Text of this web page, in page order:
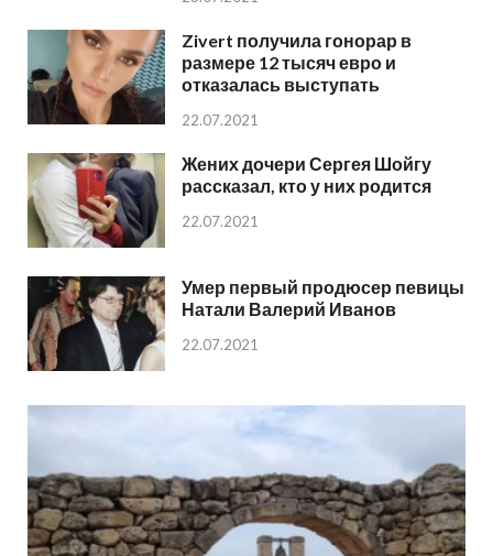
Zivert получила гонорар в
размере 12 тысяч евро и
отказалась выступать
22.07.2021
Жених дочери Сергея Шойгу
рассказал, кто у них родится
22.07.2021
Умер первый продюсер певицы
Натали Валерий Иванов
22.07.2021